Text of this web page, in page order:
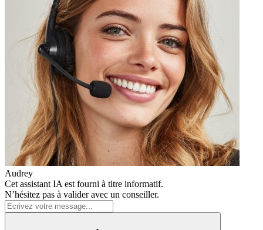
Audrey
Cet assistant IA est fourni à titre informatif.
N’hésitez pas à valider avec un conseiller.